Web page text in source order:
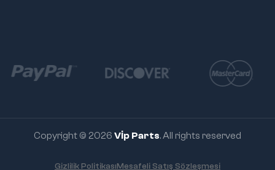
Copyright © 2026 Vİp Parts. All rights reserved
Gizlilik PolitikasıMesafeli Satış Sözleşmesi